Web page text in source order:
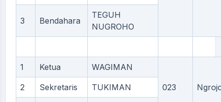
3 Bendahara
TEGUH
NUGROHO
1 Ketua WAGIMAN
023
2 Sekretaris TUKIMAN